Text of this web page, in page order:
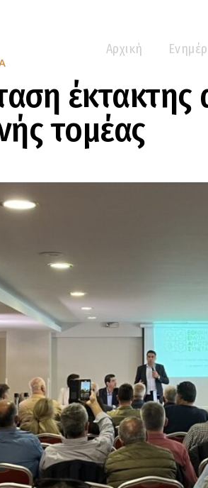
Αρχική
έκτακτης
τομέας